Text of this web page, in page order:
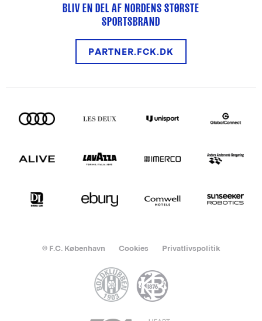
BLIV EN DEL AF NORDENS STØRSTE
SPORTSBRAND
PARTNER.FCK.DK
© F.C. København Cookies Privatlivspolitik